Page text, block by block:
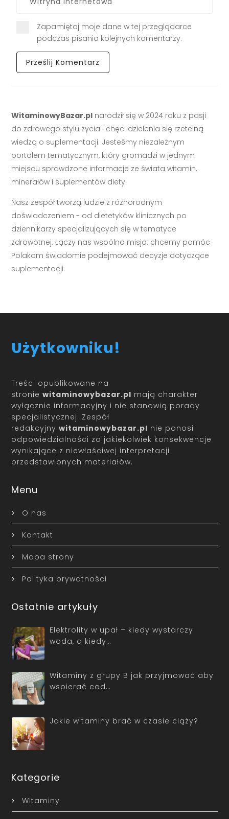
Zapamiętaj moje dane w tej przeglądarce
podczas pisania kolejnych komentarzy.
WitaminowyBazar.pl narodził się w 2024 roku z pasji
do zdrowego stylu życia i chęci dzielenia się rzetelną
wiedzą o suplementacji. Jesteśmy niezależnym
portalem tematycznym, który gromadzi w jednym
miejscu sprawdzone informacje ze świata witamin,
minerałów i suplementów diety.
Nasz zespół tworzą ludzie z różnorodnym
doświadczeniem - od dietetyków klinicznych po
dziennikarzy specjalizujących się w tematyce
zdrowotnej. Łączy nas wspólna misja: chcemy pomóc
Polakom świadomie podejmować decyzje dotyczące
suplementacji.
Użytkowniku!
Treści opublikowane na
stroniewitaminowybazar.pl mają charakter
wyłącznie informacyjny i nie stanowią porady
specjalistycznej. Zespół
redakcyjnywitaminowybazar.pl nie ponosi
odpowiedzialności za jakiekolwiek konsekwencje
wynikające z niewłaściwej interpretacji
przedstawionych materiałów.
Menu
O nas
Kontakt
Mapa strony
Polityka prywatności
Ostatnie artykuły
Elektrolity w upał – kiedy wystarczy
woda, a kiedy…
Witaminy z grupy B jak przyjmować aby
wspierać cod…
Jakie witaminy brać w czasie ciąży?
Kategorie
Witaminy